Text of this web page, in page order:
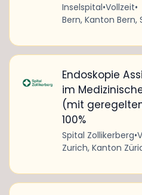
Inselspital•Vollzeit•
Bern, Kanton Bern,
Endoskopie
im
(mit
100%
Spital Zollikerberg•
Zurich, Kanton